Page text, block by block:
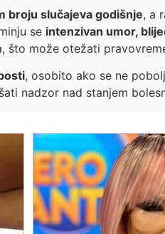
broju slučajeva godišnje, a
se intenzivan umor,
što može otežati
, osobito ako se ne
nadzor nad stanjem